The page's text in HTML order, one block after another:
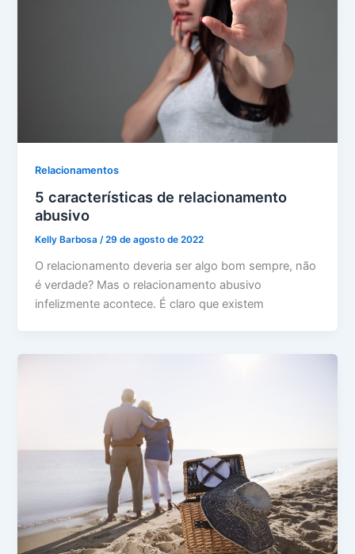
Relacionamentos
5 características de relacionamento
abusivo
Kelly Barbosa/29 de agosto de 2022
O relacionamento deveria ser algo bom sempre, não
é verdade? Mas o relacionamento abusivo
infelizmente acontece. É claro que existem